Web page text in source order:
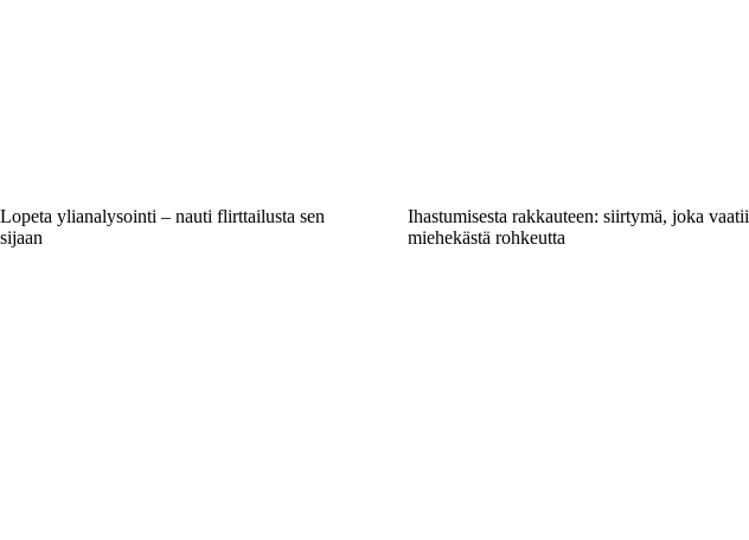
Lopeta ylianalysointi – nauti flirttailusta sen
sijaan
Ihastumisesta rakkauteen: siirtymä, joka vaatii
miehekästä rohkeutta